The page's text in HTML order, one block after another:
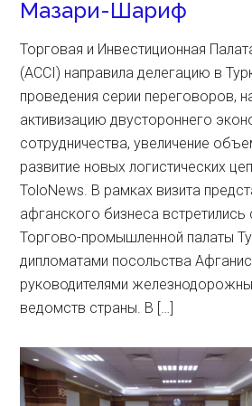
Мазари-Шариф
Торговая и Инвестиционная
(ACCI) направила делегацию в
проведения серии переговоров,
активизацию двустороннего
сотрудничества, увеличение
развитие новых логистических
ToloNews. В рамках визита
афганского бизнеса
Торгово-промышленной палаты
дипломатами посольства
руководителями
ведомств страны. В […]